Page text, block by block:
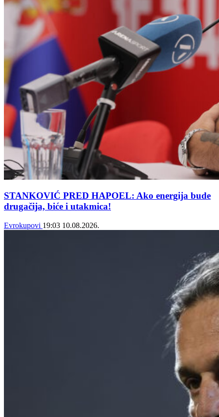
STANKOVIĆ PRED HAPOEL: Ako energija bude
drugačija, biće i utakmica!
Evrokupovi 19:03 10.08.2026.